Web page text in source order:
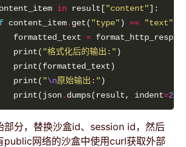
in result["content"
content_item. get( "type") == "text"
formatted_text
=
print(
"格式化后的输出:"
print(
"\n原始输出:"
print(json
. dumps(result, indent=2
部分，替换沙盒id、session id，然后
public网络的沙盒中使用curl获取外部